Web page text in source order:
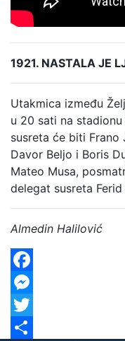
1921. NASTALA JE
Utakmica između
u 20 sati na
susreta će biti
Davor Beljo i Boris
Mateo Musa,
delegat susreta
Almedin Halilović
Facebook
Messenger
Twitter